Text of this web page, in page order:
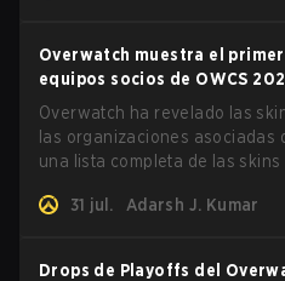
Overwatch muestra el
equipos socios de OWCS
Overwatch ha revelado las
las organizaciones asociadas
una lista completa de las
31 jul.
Adarsh J. Kumar
Drops de Playoffs del